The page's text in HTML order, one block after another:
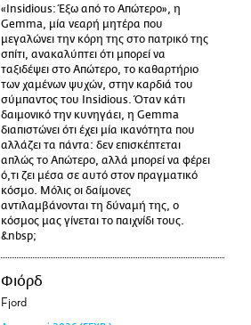
«Insidious: Έξω από το Απώτερο», η
Gemma, μία νεαρή μητέρα που
μεγαλώνει την κόρη της στο πατρικό της
σπίτι, ανακαλύπτει ότι μπορεί να
ταξιδέψει στο Απώτερο, το καθαρτήριο
των χαμένων ψυχών, στην καρδιά του
σύμπαντος του Insidious. Όταν κάτι
δαιμονικό την κυνηγάει, η Gemma
διαπιστώνει ότι έχει μία ικανότητα που
αλλάζει τα πάντα: δεν επισκέπτεται
απλώς το Απώτερο, αλλά μπορεί να φέρει
ό,τι ζει μέσα σε αυτό στον πραγματικό
κόσμο. Μόλις οι δαίμονες
αντιλαμβάνονται τη δύναμή της, ο
κόσμος μας γίνεται το παιχνίδι τους.
&nbsp;
Φιόρδ
Fjord